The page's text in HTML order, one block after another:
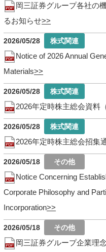
岡三証券グループ各社の
るお知らせ
2026/05/28
Notice of 2026 Annual
Materials
2026/05/28
2026年定時株主総会資料
2026/05/28
2026年定時株主総会招集
2026/05/18
Notice Concerning
Corporate Philosophy and
Incorporation
2026/05/18
岡三証券グループ企業理